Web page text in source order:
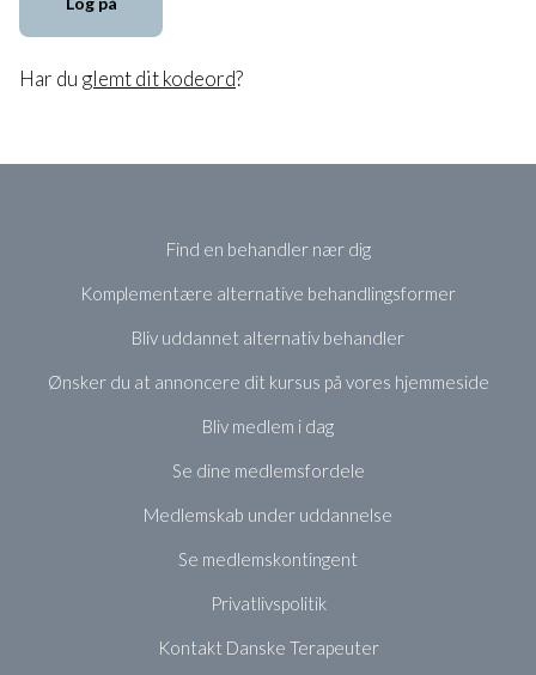
Har du glemt dit kodeord?
Find en behandler nær dig
Komplementære alternative behandlingsformer
Bliv uddannet alternativ behandler
Ønsker du at annoncere dit kursus på vores hjemmeside
Bliv medlem i dag
Se dine medlemsfordele
Medlemskab under uddannelse
Se medlemskontingent
Privatlivspolitik
Kontakt Danske Terapeuter